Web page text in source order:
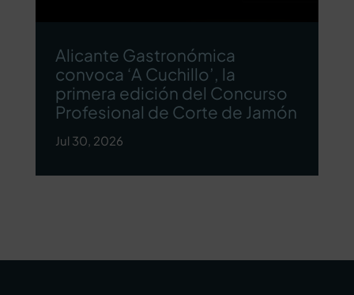
Alicante Gastronómica
convoca ‘A Cuchillo’, la
primera edición del Concurso
Profesional de Corte de Jamón
Jul 30, 2026